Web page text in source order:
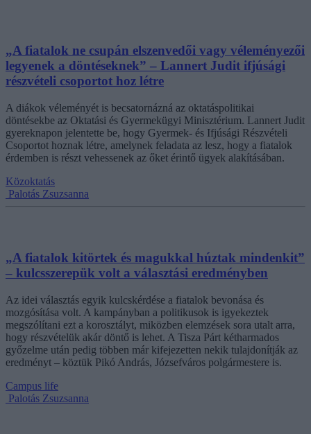
„A fiatalok ne csupán elszenvedői vagy véleményezői
legyenek a döntéseknek” – Lannert Judit ifjúsági
részvételi csoportot hoz létre
A diákok véleményét is becsatornázná az oktatáspolitikai
döntésekbe az Oktatási és Gyermekügyi Minisztérium. Lannert Judit
gyereknapon jelentette be, hogy Gyermek- és Ifjúsági Részvételi
Csoportot hoznak létre, amelynek feladata az lesz, hogy a fiatalok
érdemben is részt vehessenek az őket érintő ügyek alakításában.
Közoktatás
Palotás Zsuzsanna
„A fiatalok kitörtek és magukkal húztak mindenkit”
– kulcsszerepük volt a választási eredményben
Az idei választás egyik kulcskérdése a fiatalok bevonása és
mozgósítása volt. A kampányban a politikusok is igyekeztek
megszólítani ezt a korosztályt, miközben elemzések sora utalt arra,
hogy részvételük akár döntő is lehet. A Tisza Párt kétharmados
győzelme után pedig többen már kifejezetten nekik tulajdonítják az
eredményt – köztük Pikó András, Józsefváros polgármestere is.
Campus life
Palotás Zsuzsanna